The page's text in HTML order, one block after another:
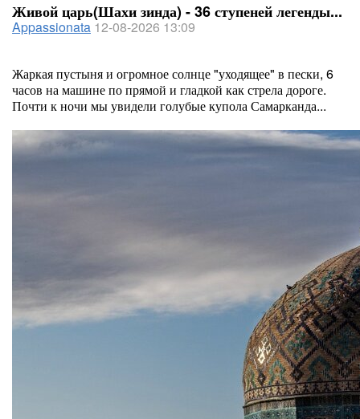
Живой царь(Шахи зинда) - 36 ступеней легенды...
Appassionata 12-08-2026 13:09
Жаркая пустыня и огромное солнце "уходящее" в пески, 6
часов на машине по прямой и гладкой как стрела дороге.
Почти к ночи мы увидели голубые купола Самарканда...